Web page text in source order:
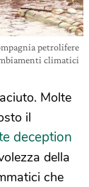
petrolifere
climatici
Molte
il
deception
della
che